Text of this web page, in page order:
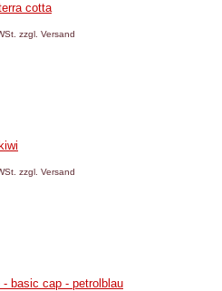
cotta
zzgl. Versand
zzgl. Versand
- basic cap - petrolblau